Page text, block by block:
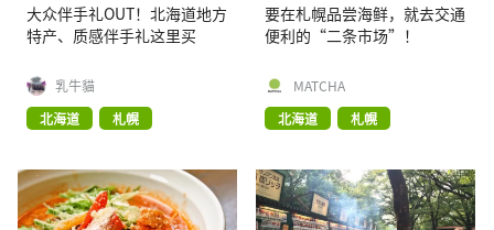
大众伴手礼OUT！北海道地方
特产、质感伴手礼这里买
乳牛貓
北海道
札幌
要在札幌品尝海鲜，就去交通
便利的“二条市场”！
MATCHA
北海道
札幌